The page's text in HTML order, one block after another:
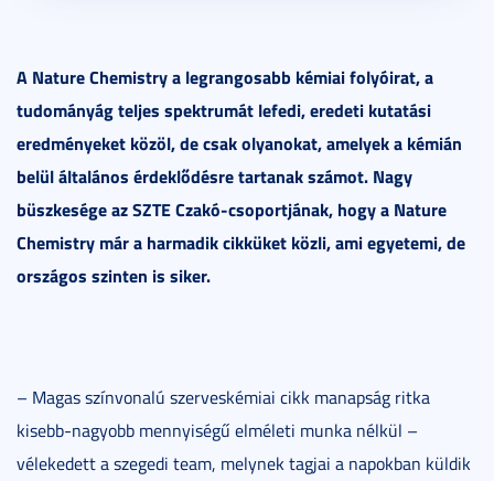
A Nature Chemistry a legrangosabb kémiai folyóirat, a
tudományág teljes spektrumát lefedi, eredeti kutatási
eredményeket közöl, de csak olyanokat, amelyek a kémián
belül általános érdeklődésre tartanak számot. Nagy
büszkesége az SZTE Czakó-csoportjának, hogy a Nature
Chemistry már a harmadik cikküket közli, ami egyetemi, de
országos szinten is siker.
– Magas színvonalú szerveskémiai cikk manapság ritka
kisebb-nagyobb mennyiségű elméleti munka nélkül –
vélekedett a szegedi team, melynek tagjai a napokban küldik